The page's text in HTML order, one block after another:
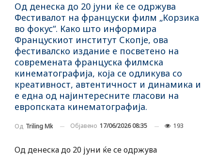
Од денеска до 20 јуни ќе се одржува
Фестивалот на француски филм „Корзика
во фокус“. Како што информира
Францускиот институт Скопје, ова
фестивалско издание е посветено на
современата француска филмска
кинематографија, која се одликува со
креативност, автентичност и динамика и
е една од најинтересните гласови на
европската кинематографија.
Од Triling Mk Објавено 17/06/2026 08:35 193
Од денеска до 20 јуни ќе се одржува